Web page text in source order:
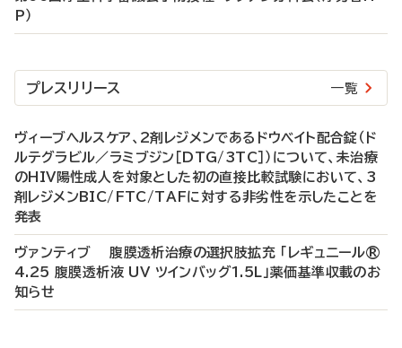
P）
プレスリリース 一覧
ヴィーブヘルスケア、2剤レジメンであるドウベイト配合錠（ド
ルテグラビル／ラミブジン［DTG/3TC］）について、未治療
のHIV陽性成人を対象とした初の直接比較試験において、3
剤レジメンBIC/FTC/TAFに対する非劣性を示したことを
発表
ヴァンティブ 腹膜透析治療の選択肢拡充 「レギュニール®
4.25 腹膜透析液 UV ツインバッグ1.5L」薬価基準収載のお
知らせ